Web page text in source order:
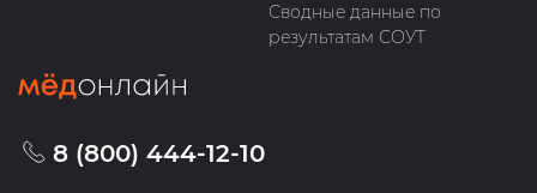
Сводные данные по
результатам СОУТ
8 (800) 444-12-10